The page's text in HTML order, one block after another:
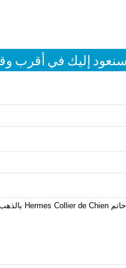
سنعود إليك في أقرب